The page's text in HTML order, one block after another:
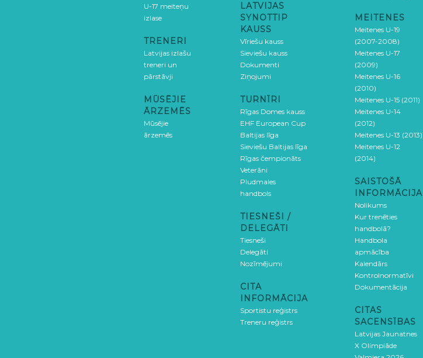
U-17 meiteņu
izlase
TRENERI
Latvijas izlašu
treneri un
pārstāvji
MŪSĒJIE
ĀRZEMĒS
Mūsējie
ārzemēs
LATVIJAS
SYNOTTIP
KAUSS
Vīriešu kauss
Sieviešu kauss
Dokumenti
Ziņojumi
TURNĪRI
Rīgas Domes kauss
EHF European Cup
Baltijas līga
Sieviešu Baltijas līga
Rīgas čempionāts
Veterāni
Pludmales
handbols
TIESNEŠI /
DELEGĀTI
Tiesneši
Delegāti
Nozīmējumi
CITA
INFORMĀCIJA
Sportistu reģistrs
Treneru reģistrs
MEITENES
Meitenes U-19
(2007-2008)
Meitenes U-17
(2009)
Meitenes U-16
(2010)
Meitenes U-15 (2011)
Meitenes U-14
(2012)
Meitenes U-13 (2013)
Meitenes U-12
(2014)
SAISTOŠĀ
INFORMĀCIJA
Nolikums
Kur trenēties
handbolā?
Handbola
apmācība
Kalendārs
Kontrolnormatīvi
Dokumentācija
CITAS
SACENSĪBAS
Latvijas Jaunatnes
X Olimpiāde